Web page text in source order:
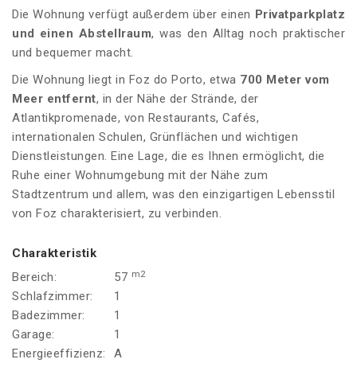
Die Wohnung verfügt außerdem über einen Privatparkplatz
und einen Abstellraum, was den Alltag noch praktischer
und bequemer macht.
Die Wohnung liegt in Foz do Porto, etwa 700 Meter vom
Meer entfernt, in der Nähe der Strände, der
Atlantikpromenade, von Restaurants, Cafés,
internationalen Schulen, Grünflächen und wichtigen
Dienstleistungen. Eine Lage, die es Ihnen ermöglicht, die
Ruhe einer Wohnumgebung mit der Nähe zum
Stadtzentrum und allem, was den einzigartigen Lebensstil
von Foz charakterisiert, zu verbinden.
Charakteristik
Bereich:
57 m2
Schlafzimmer:
1
Badezimmer:
1
Garage:
1
Energieeffizienz:
A